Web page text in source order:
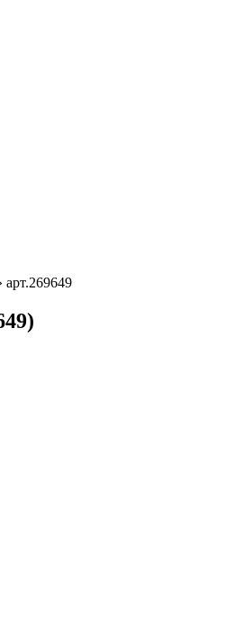
арт.269649